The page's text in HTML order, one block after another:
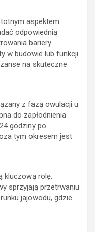
aspektem
odpowiednią
bariery
w budowie lub funkcji
na skuteczne
z fazą owulacji u
do zapłodnienia
godziny po
tym okresem jest
kluczową rolę.
sprzyjają przetrwaniu
jajowodu, gdzie